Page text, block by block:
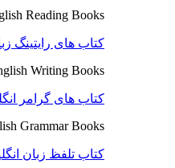
Reading Books
کتاب های رایتینگ
Writing Books
کتاب های گرامر
Grammar Books
کتاب تلفظ زبان